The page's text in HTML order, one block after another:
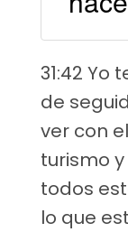
31:42 Yo
de
ver con
turismo
todos
lo que